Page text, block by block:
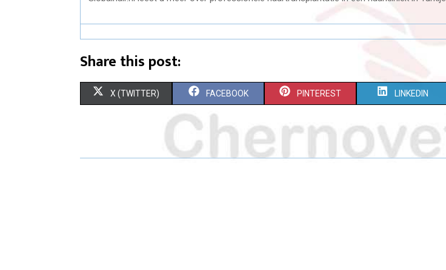
Share this post:
S
R
X (TWITTER) S
R
FACEBOOK S
A
R
PINTEREST S
R
LINKEDIN